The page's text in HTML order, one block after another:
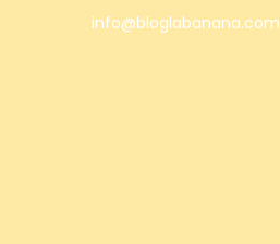
info@bloglabanana.com